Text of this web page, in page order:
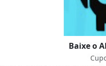
Baixe o
descrição sobre as regras
ou Oferta existe uma
dentro do prazo